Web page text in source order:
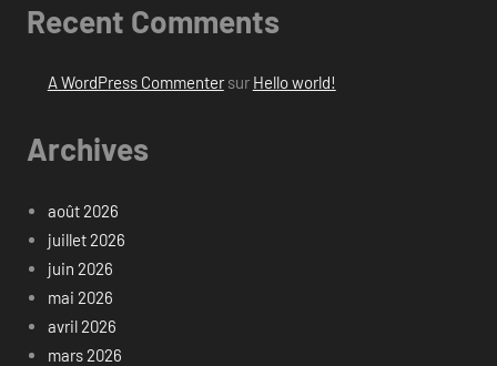
Recent Comments
A WordPress Commentersur Hello world!
Archives
août 2026
juillet 2026
juin 2026
mai 2026
avril 2026
mars 2026